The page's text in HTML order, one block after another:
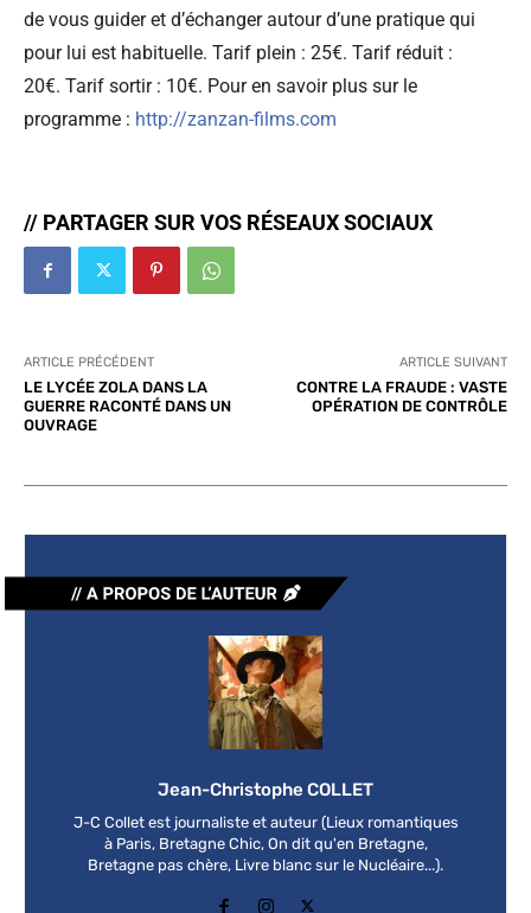
de vous guider et d’échanger autour d’une pratique qui
pour lui est habituelle. Tarif plein : 25€. Tarif réduit :
20€. Tarif sortir : 10€. Pour en savoir plus sur le
programme : http://zanzan-films.com
// PARTAGER SUR VOS RÉSEAUX SOCIAUX
ARTICLE PRÉCÉDENT
LE LYCÉE ZOLA DANS LA
GUERRE RACONTÉ DANS UN
OUVRAGE
ARTICLE SUIVANT
CONTRE LA FRAUDE : VASTE
OPÉRATION DE CONTRÔLE
Jean-Christophe COLLET
J-C Collet est journaliste et auteur (Lieux romantiques
à Paris, Bretagne Chic, On dit qu'en Bretagne,
Bretagne pas chère, Livre blanc sur le Nucléaire...).